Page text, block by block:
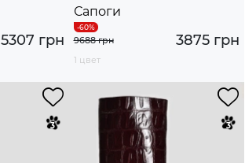
5307 грн
Сапоги
3875 грн
9688 грн
1 цвет